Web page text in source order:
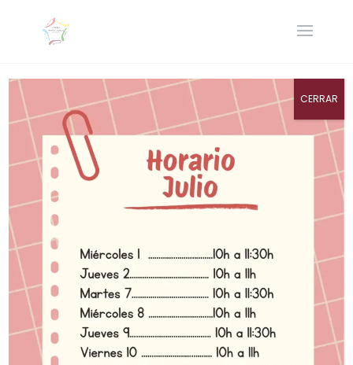
Reglamento de
Organización y
Funcionamiento
porColegio Ramon Carande|Oct 24, 2024
Noticias
CERRAR